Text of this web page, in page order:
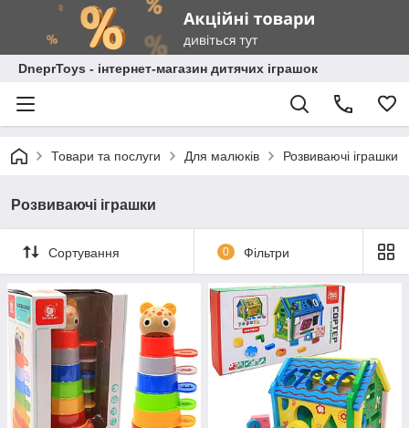
DneprToys - інтернет-магазин дитячих іграшок
Товари та послуги Для малюків Розвиваючі іграшки
Розвиваючі іграшки
Сортування 0 Фільтри